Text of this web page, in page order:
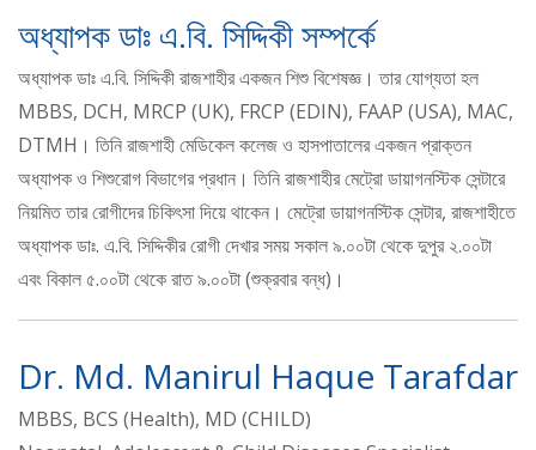
অধ্যাপক ডাঃ এ.বি. সিদ্দিকী সম্পর্কে
অধ্যাপক ডাঃ এ.বি. সিদ্দিকী রাজশাহীর একজন শিশু বিশেষজ্ঞ। তার যোগ্যতা হল
MBBS, DCH, MRCP (UK), FRCP (EDIN), FAAP (USA), MAC,
DTMH। তিনি রাজশাহী মেডিকেল কলেজ ও হাসপাতালের একজন প্রাক্তন
অধ্যাপক ও শিশুরোগ বিভাগের প্রধান। তিনি রাজশাহীর মেট্রো ডায়াগনস্টিক সেন্টারে
নিয়মিত তার রোগীদের চিকিৎসা দিয়ে থাকেন। মেট্রো ডায়াগনস্টিক সেন্টার, রাজশাহীতে
অধ্যাপক ডাঃ. এ.বি. সিদ্দিকীর রোগী দেখার সময় সকাল ৯.০০টা থেকে দুপুর ২.০০টা
এবং বিকাল ৫.০০টা থেকে রাত ৯.০০টা (শুক্রবার বন্ধ)।
Dr. Md. Manirul Haque Tarafdar
MBBS, BCS (Health), MD (CHILD)